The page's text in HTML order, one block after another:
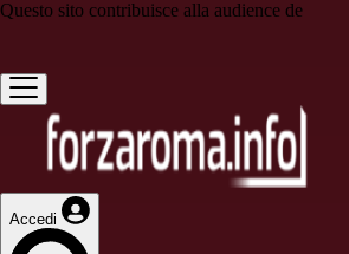
Questo sito contribuisce alla audience de
Accedi